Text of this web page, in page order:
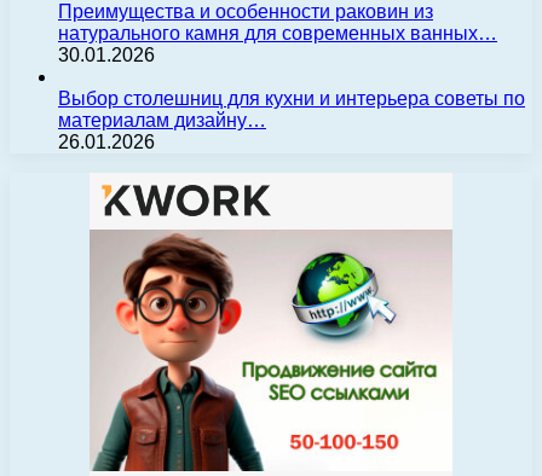
Преимущества и особенности раковин из
натурального камня для современных ванных…
30.01.2026
Выбор столешниц для кухни и интерьера советы по
материалам дизайну…
26.01.2026